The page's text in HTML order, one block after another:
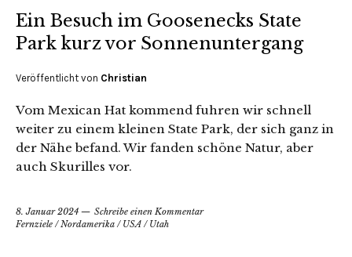
Ein Besuch im Goosenecks State
Park kurz vor Sonnenuntergang
Veröffentlicht von Christian
Vom Mexican Hat kommend fuhren wir schnell
weiter zu einem kleinen State Park, der sich ganz in
der Nähe befand. Wir fanden schöne Natur, aber
auch Skurilles vor.
8. Januar 2024
Schreibe einen Kommentar
Fernziele /Nordamerika / USA / Utah